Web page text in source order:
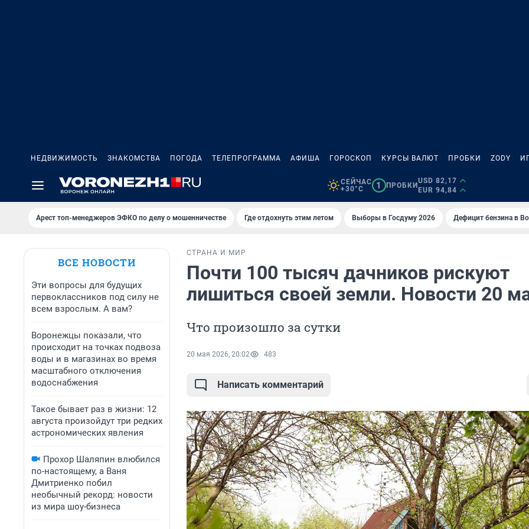
НЕДВИЖИМОСТЬ ЗНАКОМСТВА ПОГОДА ТЕЛЕПРОГРАММА АФИША ГОРОСКОП КУРСЫ ВАЛЮТ ПРОБКИ ZODY
СЕЙЧАС
+30°C
1 ПРОБКИ
USD 82,17
EUR 94,84
Арест топ-менеджеров ЭФКО по делу о мошенничестве Где отдохнуть этим летом Выборы в Госдуму 2026 Дефицит бензина в
ВСЕ НОВОСТИ
Эти вопросы для будущих
первоклассников под силу не
всем взрослым. А вам?
Воронежцы показали, что
происходит на точках подвоза
воды и в магазинах во время
масштабного отключения
водоснабжения
Такое бывает раз в жизни: 12
августа произойдут три редких
астрономических явления
Прохор Шаляпин влюбился
по-настоящему, а Ваня
Дмитриенко побил
необычный рекорд: новости
из мира шоу-бизнеса
СТРАНА И МИР
Почти 100 тысяч дачников рискуют
лишиться своей земли. Новости 20
Что произошло за сутки
20 мая 2026, 20:02 483
Написать комментарий